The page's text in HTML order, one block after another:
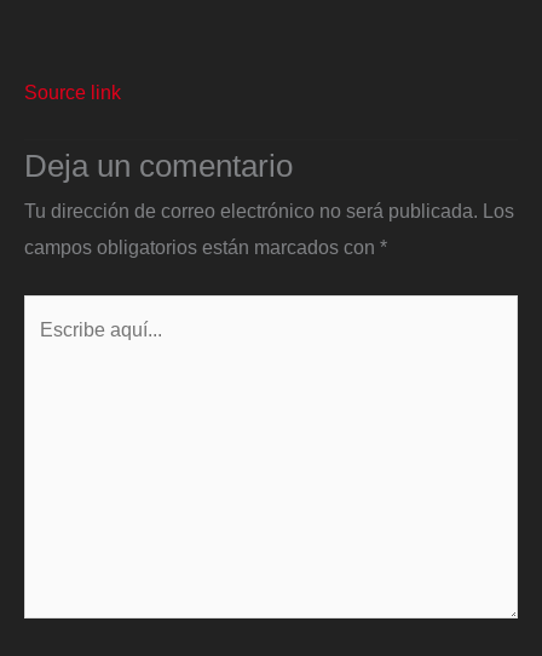
Source link
Deja un comentario
Tu dirección de correo electrónico no será publicada.
Los
campos obligatorios están marcados con *